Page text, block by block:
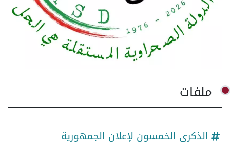
ملفات
الذكرى الخمسون لإعلان الجمهورية